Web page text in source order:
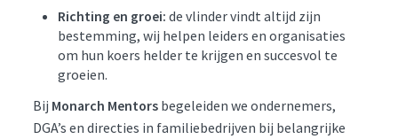
Richting en groei: de vlinder vindt altijd zijn
bestemming, wij helpen leiders en organisaties
om hun koers helder te krijgen en succesvol te
groeien.
Bij Monarch Mentorsbegeleiden we ondernemers,
DGA’s en directies in familiebedrijven bij belangrijke